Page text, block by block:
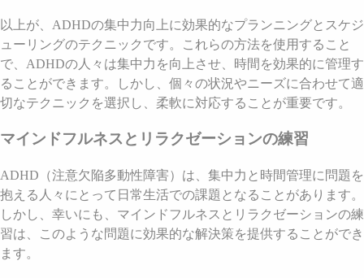
以上が、ADHDの集中力向上に効果的なプランニングとスケジ
ューリングのテクニックです。これらの方法を使用すること
で、ADHDの人々は集中力を向上させ、時間を効果的に管理す
ることができます。しかし、個々の状況やニーズに合わせて適
切なテクニックを選択し、柔軟に対応することが重要です。
マインドフルネスとリラクゼーションの練習
ADHD（注意欠陥多動性障害）は、集中力と時間管理に問題を
抱える人々にとって日常生活での課題となることがあります。
しかし、幸いにも、マインドフルネスとリラクゼーションの練
習は、このような問題に効果的な解決策を提供することができ
ます。